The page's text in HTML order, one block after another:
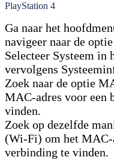
PlayStation 4
Ga naar het
navigeer naar de
Selecteer Systeem in
vervolgens
Zoek naar de optie
MAC-adres voor een
vinden.
Zoek op dezelfde
(Wi-Fi) om het MAC-
verbinding te vinden.